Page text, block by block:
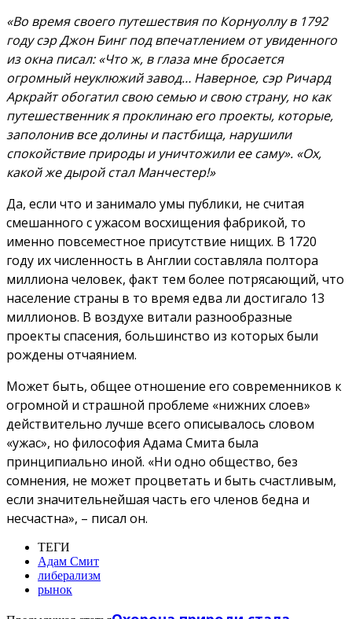
«Во время своего путешествия по Корнуоллу в 1792
году сэр Джон Бинг под впечатлением от увиденного
из окна писал: «Что ж, в глаза мне бросается
огромный неуклюжий завод… Наверное, сэр Ричард
Аркрайт обогатил свою семью и свою страну, но как
путешественник я проклинаю его проекты, которые,
заполонив все долины и пастбища, нарушили
спокойствие природы и уничтожили ее саму». «Ох,
какой же дырой стал Манчестер!»
Да, если что и занимало умы публики, не считая
смешанного с ужасом восхищения фабрикой, то
именно повсеместное присутствие нищих. В 1720
году их численность в Англии составляла полтора
миллиона человек, факт тем более потрясающий, что
население страны в то время едва ли достигало 13
миллионов. В воздухе витали разнообразные
проекты спасения, большинство из которых были
рождены отчаянием.
Может быть, общее отношение его современников к
огромной и страшной проблеме «нижних слоев»
действительно лучше всего описывалось словом
«ужас», но философия Адама Смита была
принципиально иной. «Ни одно общество, без
сомнения, не может процветать и быть счастливым,
если значительнейшая часть его членов бедна и
несчастна», – писал он.
ТЕГИ
Адам Смит
либерализм
рынок